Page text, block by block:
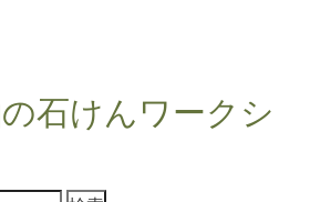
石けんワークシ